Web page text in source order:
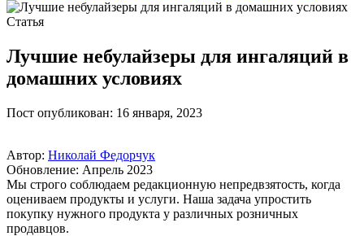
Статья
Лучшие небулайзеры для ингаляций в
домашних условиях
Пост опубликован: 16 января, 2023
Автор: Николай Федорчук
Обновление: Апрель 2023
Мы строго соблюдаем редакционную непредвзятость, когда
оцениваем продукты и услуги. Наша задача упростить
покупку нужного продукта у различных розничных
продавцов.